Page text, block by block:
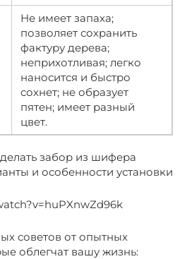
Не имеет запаха;
позволяет сохранить
фактуру дерева;
неприхотливая; легко
наносится и быстро
сохнет; не образует
пятен; имеет разный
цвет.
забор из шифера
и особенности установки
советов от опытных
облегчат вашу жизнь: